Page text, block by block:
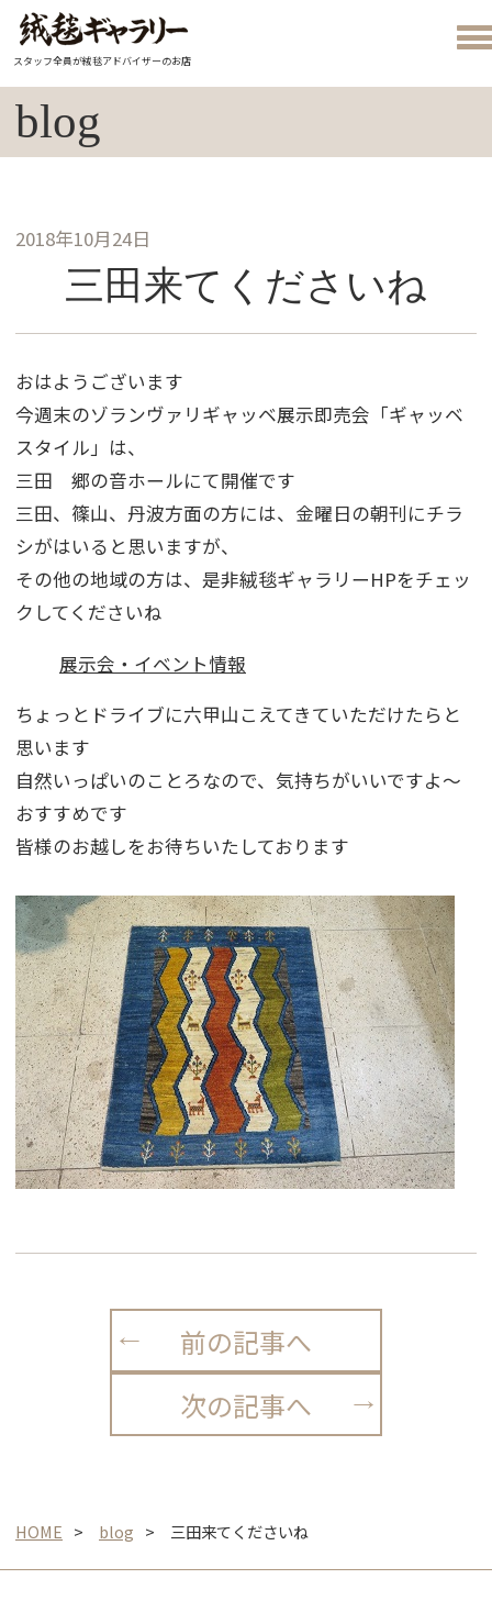
スタッフ全員が絨毯アドバイザーのお店
blog
2018年10月24日
三田来てくださいね
おはようございます
今週末のゾランヴァリギャッベ展示即売会「ギャッベ
スタイル」は、
三田 郷の音ホールにて開催です
三田、篠山、丹波方面の方には、金曜日の朝刊にチラ
シがはいると思いますが、
その他の地域の方は、是非絨毯ギャラリーHPをチェッ
クしてくださいね
展示会・イベント情報
ちょっとドライブに六甲山こえてきていただけたらと
思います
自然いっぱいのことろなので、気持ちがいいですよ～
おすすめです
皆様のお越しをお待ちいたしております
前の記事へ
次の記事へ
HOME blog 三田来てくださいね